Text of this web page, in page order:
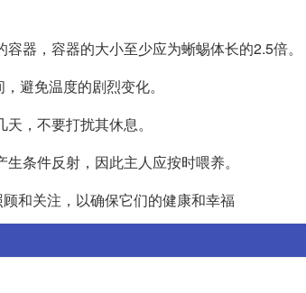
器，容器的大小至少应为蜥蜴体长的2.5倍。
避免温度的剧烈变化。
，不要打扰其休息。
条件反射，因此主人应按时喂养。
和关注，以确保它们的健康和幸福